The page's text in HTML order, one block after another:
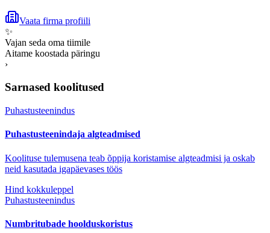
Vaata firma profiili
✨
Vajan seda oma tiimile
Aitame koostada päringu
›
Sarnased koolitused
Puhastusteenindus
Puhastusteenindaja algteadmised
Koolituse tulemusena teab õppija koristamise algteadmisi ja oskab
neid kasutada igapäevases töös
Hind kokkuleppel
Puhastusteenindus
Numbritubade hoolduskoristus